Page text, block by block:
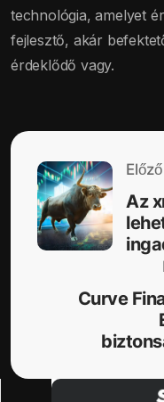
technológia, amelyet
fejlesztő, akár
érdeklődő vagy.
Az
Curve